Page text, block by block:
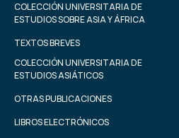
COLECCIÓN UNIVERSITARIA DE
ESTUDIOS SOBRE ASIA Y ÁFRICA
TEXTOS BREVES
COLECCIÓN UNIVERSITARIA DE
ESTUDIOS ASIÁTICOS
OTRAS PUBLICACIONES
LIBROS ELECTRÓNICOS